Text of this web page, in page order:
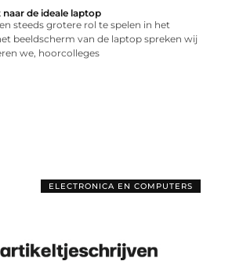
de ideale laptop
steeds grotere rol te spelen in het
beeldscherm van de laptop spreken wij
we, hoorcolleges
ELECTRONICA EN COMPUTERS